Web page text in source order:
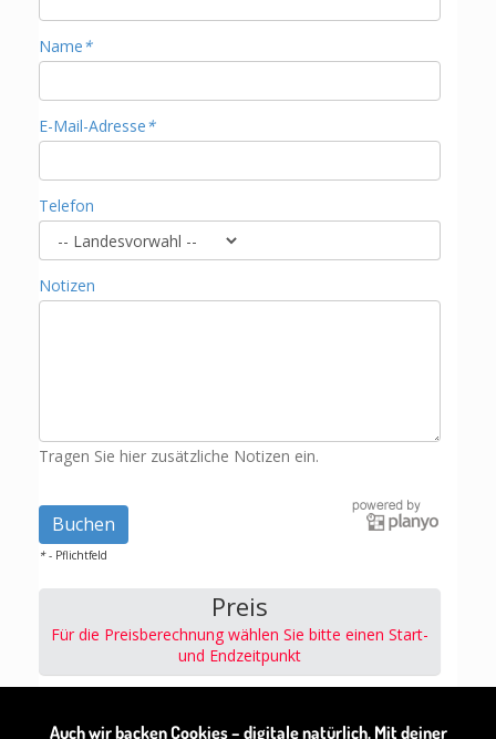
Name*
E-Mail-Adresse*
Telefon
Notizen
Tragen Sie hier zusätzliche Notizen ein.
*- Pflichtfeld
Preis
Für die Preisberechnung wählen Sie bitte einen Start-
und Endzeitpunkt
Bitte bringt zusätzlich 50,- € Pfand pro Tasche mit.